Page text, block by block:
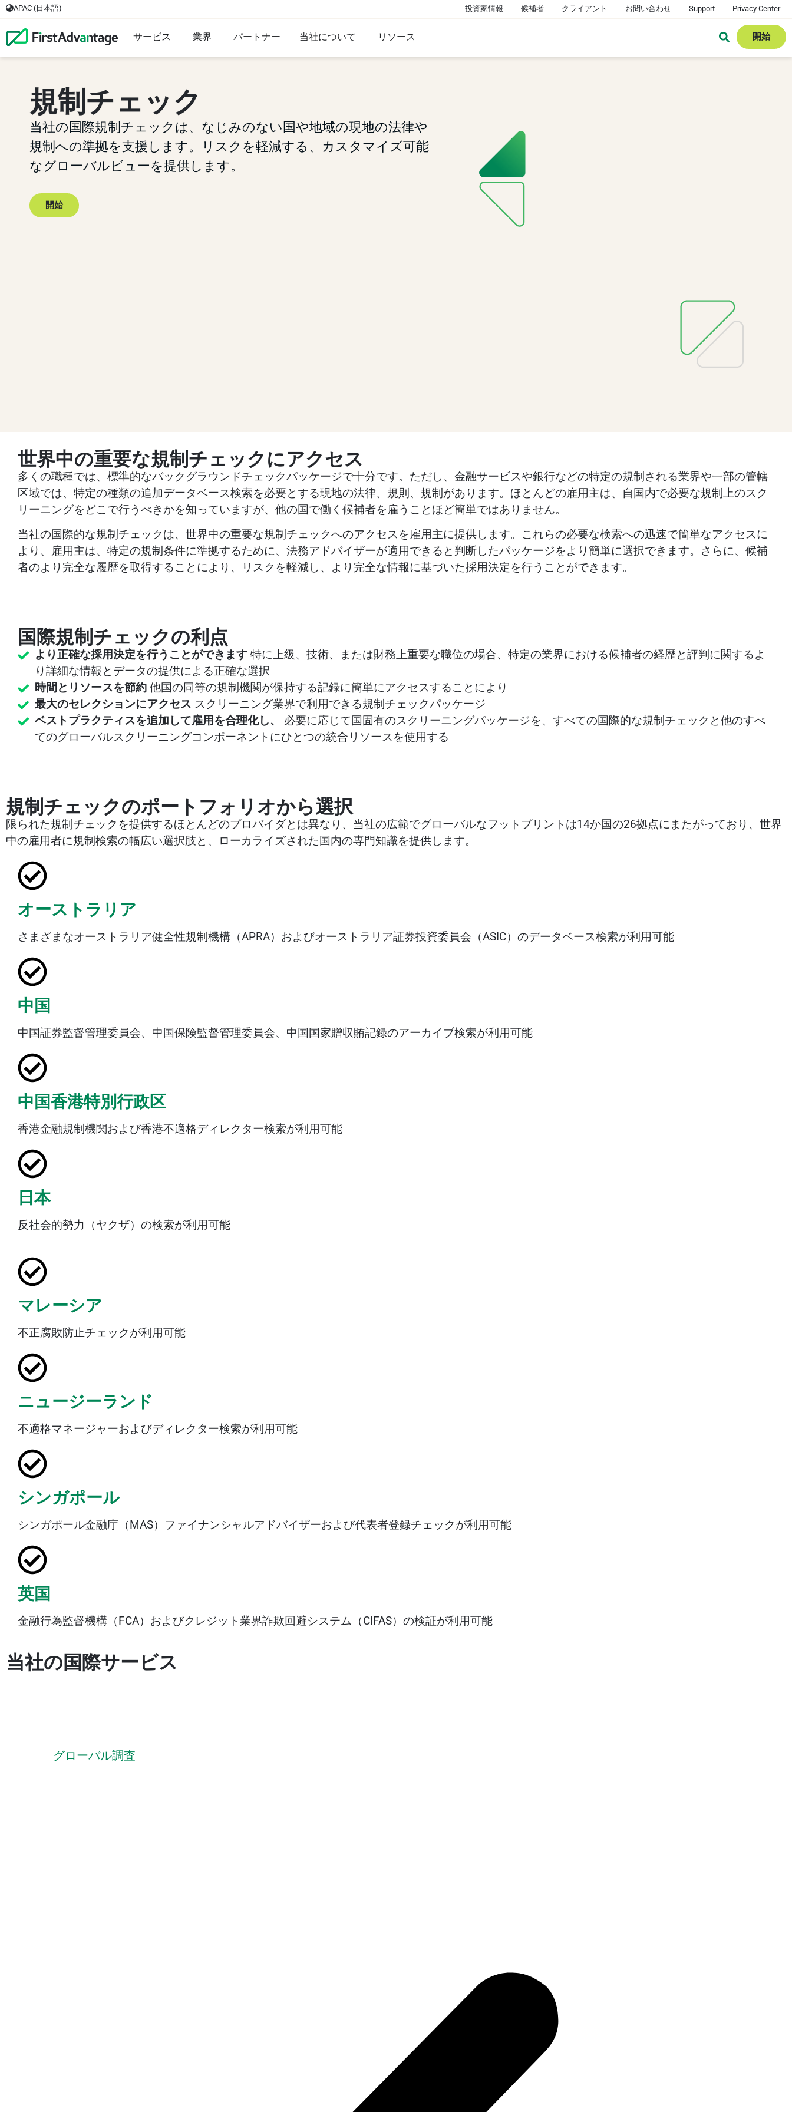
APAC (日本語) 投資家情報 候補者 クライアント お問い合わせ Support Privacy Center
サービス 業界 パートナー 当社について リソース 開始
規制チェック
当社の国際規制チェックは、なじみのない国や地域の現地の法律や
規制への準拠を支援します。リスクを軽減する、カスタマイズ可能
なグローバルビューを提供します。
開始
世界中の重要な規制チェックにアクセス
多くの職種では、標準的なバックグラウンドチェックパッケージで十分です。ただし、金融サービスや銀行などの特定の規制される業界や一部の管轄
区域では、特定の種類の追加データベース検索を必要とする現地の法律、規則、規制があります。ほとんどの雇用主は、自国内で必要な規制上のスク
リーニングをどこで行うべきかを知っていますが、他の国で働く候補者を雇うことほど簡単ではありません。
当社の国際的な規制チェックは、世界中の重要な規制チェックへのアクセスを雇用主に提供します。これらの必要な検索への迅速で簡単なアクセスに
より、雇用主は、特定の規制条件に準拠するために、法務アドバイザーが適用できると判断したパッケージをより簡単に選択できます。さらに、候補
者のより完全な履歴を取得することにより、リスクを軽減し、より完全な情報に基づいた採用決定を行うことができます。
国際規制チェックの利点
より正確な採用決定を行うことができます特に上級、技術、または財務上重要な職位の場合、特定の業界における候補者の経歴と評判に関するよ
り詳細な情報とデータの提供による正確な選択
時間とリソースを節約他国の同等の規制機関が保持する記録に簡単にアクセスすることにより
最大のセレクションにアクセス スクリーニング業界で利用できる規制チェックパッケージ
ベストプラクティスを追加して雇用を合理化し、
必要に応じて国固有のスクリーニングパッケージを、すべての国際的な規制チェックと他のすべ
てのグローバルスクリーニングコンポーネントにひとつの統合リソースを使用する
規制チェックのポートフォリオから選択
限られた規制チェックを提供するほとんどのプロバイダとは異なり、当社の広範でグローバルなフットプリントは14か国の26拠点にまたがっており、世界
中の雇用者に規制検索の幅広い選択肢と、ローカライズされた国内の専門知識を提供します。
オーストラリア
さまざまなオーストラリア健全性規制機構（APRA）およびオーストラリア証券投資委員会（ASIC）のデータベース検索が利用可能
中国
中国証券監督管理委員会、中国保険監督管理委員会、中国国家贈収賄記録のアーカイブ検索が利用可能
中国香港特別行政区
香港金融規制機関および香港不適格ディレクター検索が利用可能
日本
反社会的勢力（ヤクザ）の検索が利用可能
マレーシア
不正腐敗防止チェックが利用可能
ニュージーランド
不適格マネージャーおよびディレクター検索が利用可能
シンガポール
シンガポール金融庁（MAS）ファイナンシャルアドバイザーおよび代表者登録チェックが利用可能
英国
金融行為監督機構（FCA）およびクレジット業界詐欺回避システム（CIFAS）の検証が利用可能
当社の国際サービス
グローバル調査